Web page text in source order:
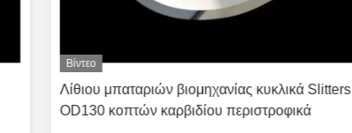
Βίντεο
Λίθιου μπαταριών βιομηχανίας κυκλικά Slitters
OD130 κοπτών καρβιδίου περιστροφικά